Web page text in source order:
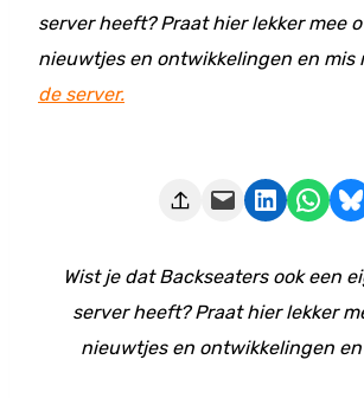
server heeft? Praat hier lekker mee
nieuwtjes en ontwikkelingen en mis
de server.
Deze pagina e-mailen Delen op LinkedIn Delen via WhatsApp Share on Bluesky
Wist je dat Backseaters ook een
server heeft? Praat hier lekker
nieuwtjes en ontwikkelingen